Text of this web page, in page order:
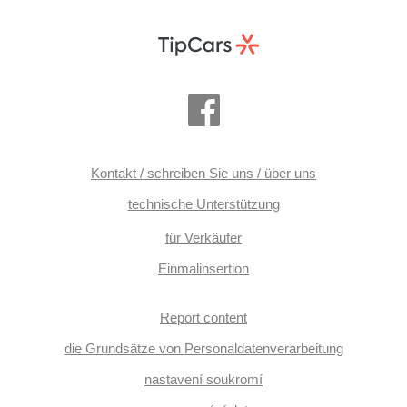
nastavení sedadla řidiče, Reifendrucksensor, Vorderlichter
LED, USB, Autoradio, digitální příjem rádia (DAB),
Kontakt / schreiben Sie uns / über uns
technische Unterstützung
für Verkäufer
Einmalinsertion
Report content
die Grundsätze von Personaldatenverarbeitung
nastavení soukromí